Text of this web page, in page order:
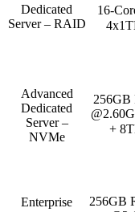
Dedicated
Server – RAID
16-
Advanced
Dedicated
Server –
NVMe
256GB
+
Enterprise
256GB